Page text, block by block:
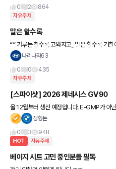
0
2 864
자유주제
말은 할수록
“” 가루는 칠수록 고와지고
나리나라63
0
0 435
자유주제
[스파이샷] 2026 제네시스 GV90
올 12월부터 생산 예정입니다. E-GMP가 아닌 신규 eM 플랫폼 적
용 최상위 롱바디가 2억에 가깝다는 이야기도
정형돈
0
3 948
HOT 자유주제
베이지 시트 고민 중인분들 필독